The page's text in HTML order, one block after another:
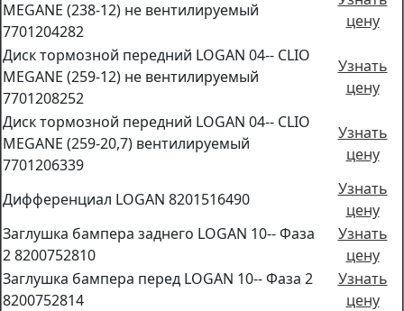
MEGANE (238-12) не вентилируемый
7701204282
цену
Диск тормозной передний LOGAN 04-- CLIO
MEGANE (259-12) не вентилируемый
7701208252
Узнать
цену
Диск тормозной передний LOGAN 04-- CLIO
MEGANE (259-20,7) вентилируемый
7701206339
Узнать
цену
Дифференциал LOGAN 8201516490
Узнать
цену
Заглушка бампера заднего LOGAN 10-- Фаза
2 8200752810
Узнать
цену
Заглушка бампера перед LOGAN 10-- Фаза 2
8200752814
Узнать
цену